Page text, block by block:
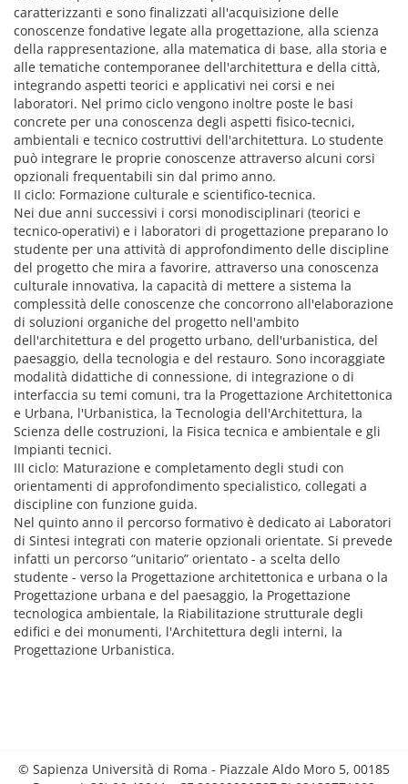
caratterizzanti e sono finalizzati all'acquisizione delle
conoscenze fondative legate alla progettazione, alla scienza
della rappresentazione, alla matematica di base, alla storia e
alle tematiche contemporanee dell'architettura e della città,
integrando aspetti teorici e applicativi nei corsi e nei
laboratori. Nel primo ciclo vengono inoltre poste le basi
concrete per una conoscenza degli aspetti fisico-tecnici,
ambientali e tecnico costruttivi dell'architettura. Lo studente
può integrare le proprie conoscenze attraverso alcuni corsi
opzionali frequentabili sin dal primo anno.
II ciclo: Formazione culturale e scientifico-tecnica.
Nei due anni successivi i corsi monodisciplinari (teorici e
tecnico-operativi) e i laboratori di progettazione preparano lo
studente per una attività di approfondimento delle discipline
del progetto che mira a favorire, attraverso una conoscenza
culturale innovativa, la capacità di mettere a sistema la
complessità delle conoscenze che concorrono all'elaborazione
di soluzioni organiche del progetto nell'ambito
dell'architettura e del progetto urbano, dell'urbanistica, del
paesaggio, della tecnologia e del restauro. Sono incoraggiate
modalità didattiche di connessione, di integrazione o di
interfaccia su temi comuni, tra la Progettazione Architettonica
e Urbana, l'Urbanistica, la Tecnologia dell'Architettura, la
Scienza delle costruzioni, la Fisica tecnica e ambientale e gli
Impianti tecnici.
III ciclo: Maturazione e completamento degli studi con
orientamenti di approfondimento specialistico, collegati a
discipline con funzione guida.
Nel quinto anno il percorso formativo è dedicato ai Laboratori
di Sintesi integrati con materie opzionali orientate. Si prevede
infatti un percorso “unitario” orientato - a scelta dello
studente - verso la Progettazione architettonica e urbana o la
Progettazione urbana e del paesaggio, la Progettazione
tecnologica ambientale, la Riabilitazione strutturale degli
edifici e dei monumenti, l'Architettura degli interni, la
Progettazione Urbanistica.
© Sapienza Università di Roma - Piazzale Aldo Moro 5, 00185